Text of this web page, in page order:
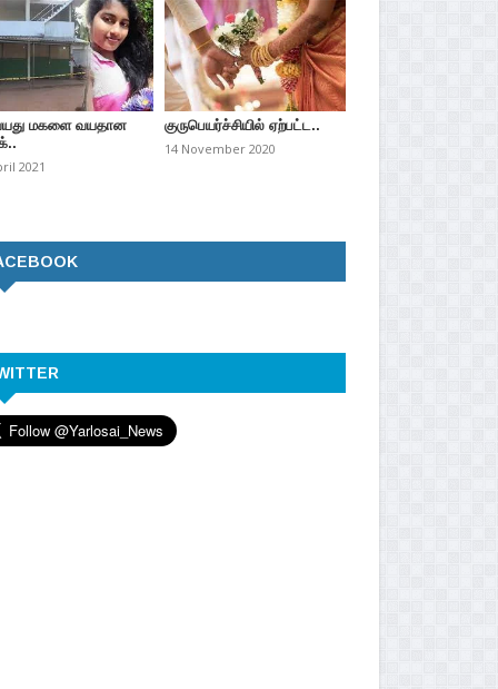
மகளை வயதான
2021
குருபெயர்ச்சியில் ஏற்பட்ட..
14 November 2020